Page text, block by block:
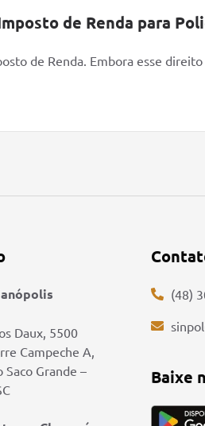
de Renda para
de Renda. Embora esse
Daux, 5500
Campeche A,
Saco Grande –
(48)
Baixe